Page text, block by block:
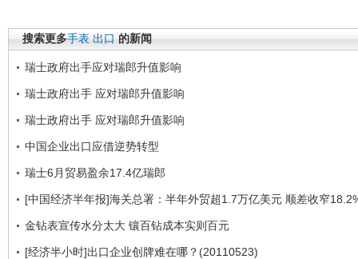
搜索更多手表 出口 的新闻
瑞士政府出手应对瑞郎升值影响
瑞士政府出手 应对瑞郎升值影响
瑞士政府出手 应对瑞郎升值影响
中国企业出口应借逆势转型
瑞士6月贸易盈余17.4亿瑞郎
[中国经济半年报]海关总署：半年外贸超1.7万亿美元 顺差收窄
金钻表宣传水分太大 镶百钻成本实则百元
[经济半小时]出口企业创牌难在哪？(20110523)